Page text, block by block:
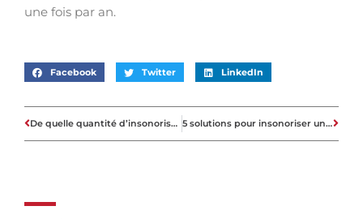
une fois par an.
Facebook Twitter LinkedIn
De quelle quantité d’insonorisation avez-vous besoin pour le streaming ? 5 solutions pour insonoriser un solarium